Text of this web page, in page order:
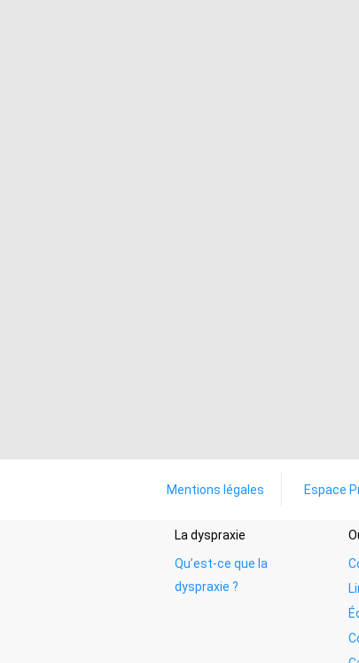
Mentions légales Espace
La dyspraxie
Qu’est-ce que la
dyspraxie ?